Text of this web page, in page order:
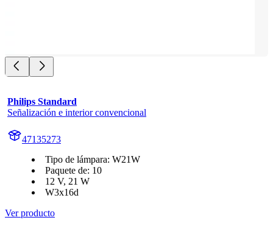
Philips Standard
Señalización e interior convencional
47135273
Tipo de lámpara: W21W
Paquete de: 10
12 V, 21 W
W3x16d
Ver producto